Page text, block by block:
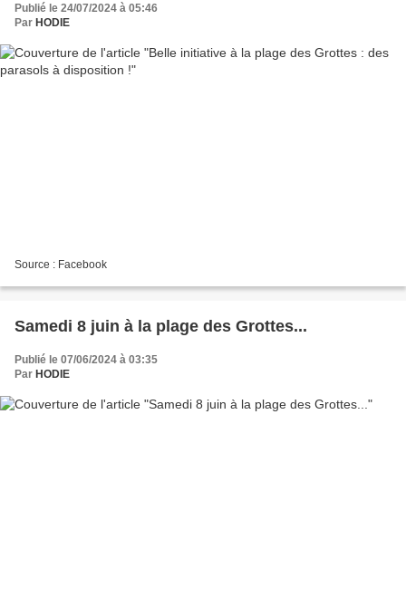
Publié le 24/07/2024 à 05:46
Par HODIE
Source : Facebook
Samedi 8 juin à la plage des Grottes...
Publié le 07/06/2024 à 03:35
Par HODIE